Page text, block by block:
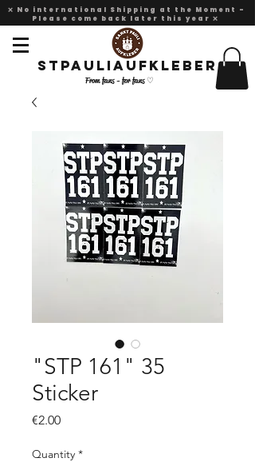
❌ No international Shipping at the Moment -
Please come back later this year ❌
Stpauliaufkleber
From fans - for fans ♡
"STP 161" 35
Sticker
€2.00Price
Quantity *